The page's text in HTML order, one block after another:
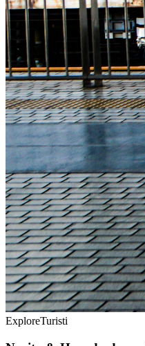
ExploreTuristi